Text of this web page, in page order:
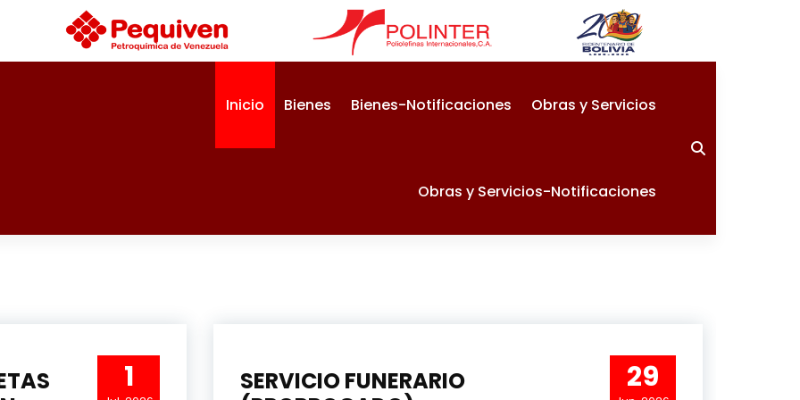
Inicio Bienes Bienes-Notificaciones Obras y Servicios
Obras y Servicios-Notificaciones
1 29
SERVICIO FUNERARIO